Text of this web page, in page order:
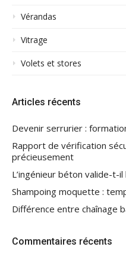
Vérandas
Vitrage
Volets et stores
Articles récents
Devenir serrurier :
Rapport de vérification
précieusement
L’ingénieur béton valide-t-il
Shampoing moquette :
Différence entre chaînage
Commentaires récents